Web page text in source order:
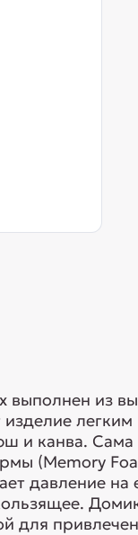
из
и канва.
(Memory
давление
для